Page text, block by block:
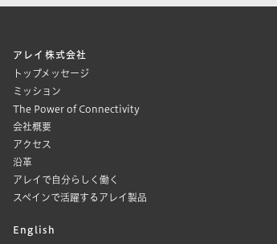
アレイ株式会社
トップメッセージ
ミッション
The Power of Connectivity
会社概要
アクセス
沿革
アレイで自分らしく働く
スペインで活躍するアレイ製品
English